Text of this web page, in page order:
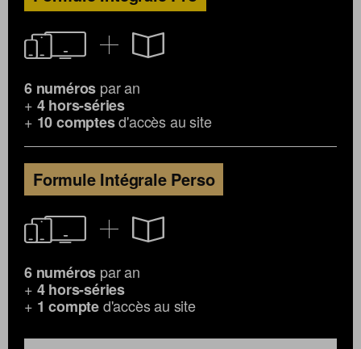
6 numéros par an
+ 4 hors-séries
+ 10 comptesd'accès au site
Formule Intégrale Perso
6 numéros par an
+ 4 hors-séries
+ 1 compted'accès au site